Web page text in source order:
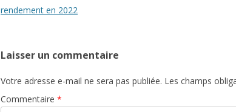
des
rendement en 2022
Laisser un commentaire
Votre adresse e-mail ne sera pas publiée. Les champs
Commentaire *